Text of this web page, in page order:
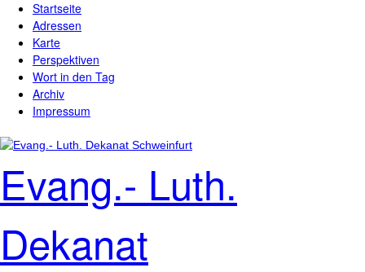
Direkt zum Inhalt
Hauptmenü
Startseite
Adressen
Karte
Perspektiven
Wort in den Tag
Archiv
Impressum
Evang.- Luth.
Dekanat